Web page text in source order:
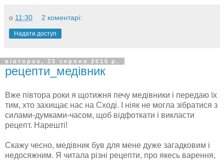
о 11:30 2 коментарі:
Надати доступ
вівторок, 25 серпня 2015 р.
рецепти_медівник
Вже півтора роки я щотижня печу медівники і передаю їх
тим, хто захищає нас на Сході. І ніяк не могла зібратися з
силами-думками-часом, щоб відфоткати і викласти
рецепт. Нарешті!
Скажу чесно, медівник був для мене дуже загадковим і
недосяжним. Я читала різні рецепти, про якесь варення,